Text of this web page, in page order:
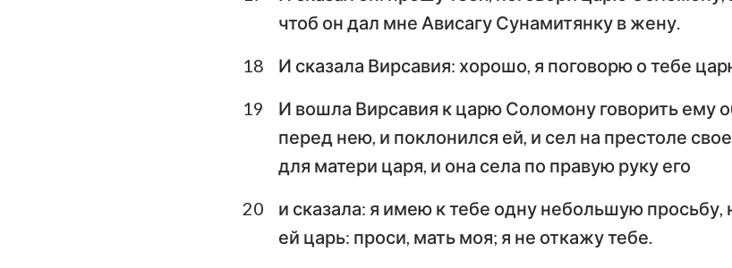
чтоб он дал мне Ависагу Сунамитянку в жену.
18
И сказала Вирсавия: хорошо, я поговорю о тебе
19
И вошла Вирсавия к царю Соломону говорить ему
перед нею, и поклонился ей, и сел на престоле
для матери царя, и она села по правую руку его
20
и сказала: я имею к тебе одну небольшую просьбу,
ей царь: проси, мать моя; я не откажу тебе.